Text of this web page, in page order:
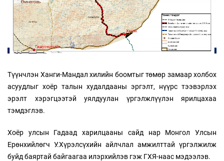
Түүнчлэн Ханги-Мандал хилийн боомтыг төмөр замаар холбох
асуудлыг хоёр талын худалдааны эргэлт, нүүрс тээвэрлэх
эрэлт хэрэгцээтэй уялдуулан үргэлжлүүлэн ярилцахаа
тэмдэглэв.
Хоёр улсын Гадаад харилцааны сайд нар Монгол Улсын
Ерөнхийлөгч У.Хүрэлсүхийн айлчлал амжилттай үргэлжилж
буйд баяртай байгаагаа илэрхийлэв гэж ГХЯ-наас мэдээлэв.